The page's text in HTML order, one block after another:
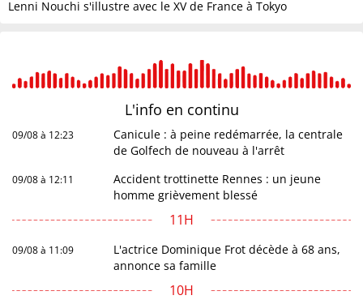
Lenni Nouchi s'illustre avec le XV de France à Tokyo
L'info en continu
09/08 à 12:23
Canicule : à peine redémarrée, la centrale
de Golfech de nouveau à l'arrêt
09/08 à 12:11
Accident trottinette Rennes : un jeune
homme grièvement blessé
11H
09/08 à 11:09
L'actrice Dominique Frot décède à 68 ans,
annonce sa famille
10H